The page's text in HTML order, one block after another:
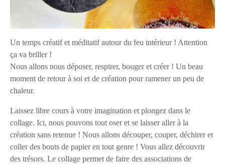
Un temps créatif et méditatif autour du feu intérieur ! Attention
ça va briller !
Nous allons nous déposer, respirer, bouger et créer ! Un beau
moment de retour à soi et de création pour ramener un peu de
chaleur.
Laissez libre cours à votre imagination et plongez dans le
collage. Ici, nous pouvons tout oser et se laisser aller à la
création sans retenue ! Nous allons découper, couper, déchirer et
coller des bouts de papier en tout genre ! Vous allez découvrir
des trésors. Le collage permet de faire des associations de